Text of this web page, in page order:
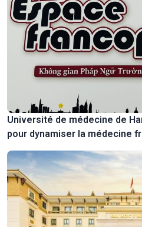
Université de médecine de
pour dynamiser la médecine